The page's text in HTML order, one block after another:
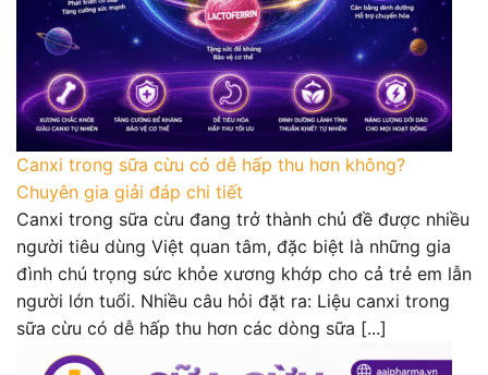
Canxi trong sữa cừu có dễ hấp thu hơn không?
Chuyên gia giải đáp chi tiết
Canxi trong sữa cừu đang trở thành chủ đề được nhiều
người tiêu dùng Việt quan tâm, đặc biệt là những gia
đình chú trọng sức khỏe xương khớp cho cả trẻ em lẫn
người lớn tuổi. Nhiều câu hỏi đặt ra: Liệu canxi trong
sữa cừu có dễ hấp thu hơn các dòng sữa [...]